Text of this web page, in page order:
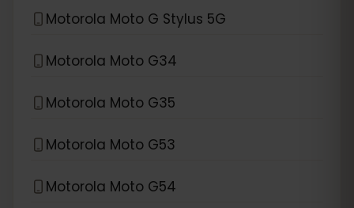
Motorola Moto G Stylus 5G
Motorola Moto G34
Motorola Moto G35
Motorola Moto G53
Motorola Moto G54